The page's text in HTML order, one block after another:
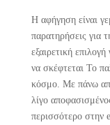
Η αφήγηση είναι
παρατηρήσεις για
εξαιρετική
να σκέφτεται Το
κόσμο. Με πάνω
λίγο
περισσότερο στην